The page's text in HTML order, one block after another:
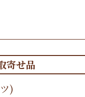
寄せ品
)